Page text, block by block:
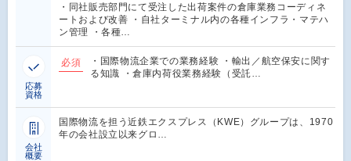
・同社販売部門にて受注した出荷案件の倉庫業務コーディネ
ートおよび改善 ・自社ターミナル内の各種インフラ・マテハ
ン管理 ・各種…
応募
資格
必須
・国際物流企業での業務経験 ・輸出／航空保安に関す
る知識 ・倉庫内荷役業務経験（受託…
会社
概要
国際物流を担う近鉄エクスプレス（KWE）グループは、1970
年の会社設立以来グロ…